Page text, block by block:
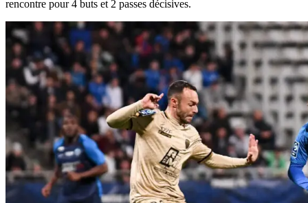
rencontre pour 4 buts et 2 passes décisives.